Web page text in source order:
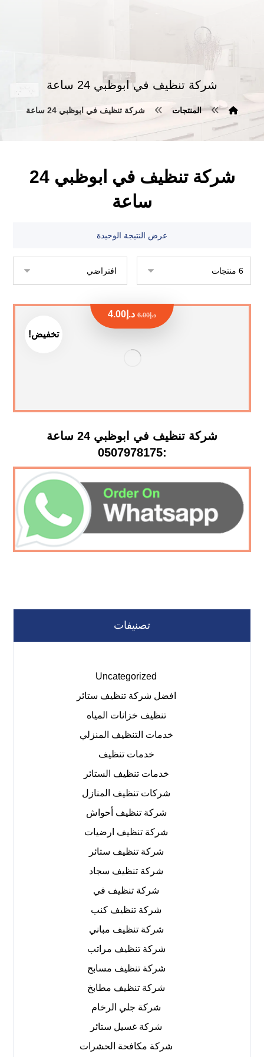
شركة تنظيف في ابوظبي 24 ساعة
المنتجات شركة تنظيف في ابوظبي 24 ساعة
شركة تنظيف في ابوظبي 24
ساعة
عرض النتيجة الوحيدة
تخفيض!
شركة تنظيف في ابوظبي 24 ساعة
:0507978175
د.إ6.00 د.إ 4.00
تصنيفات
Uncategorized
افضل شركة تنظيف ستائر
تنظيف خزانات المياه
خدمات التنظيف المنزلي
خدمات تنظيف
خدمات تنظيف الستائر
شركات تنظيف المنازل
شركة تنظيف أحواش
شركة تنظيف ارضيات
شركة تنظيف ستائر
شركة تنظيف سجاد
شركة تنظيف في
شركة تنظيف كنب
شركة تنظيف مباني
شركة تنظيف مراتب
شركة تنظيف مسابح
شركة تنظيف مطابخ
شركة جلي الرخام
شركة غسيل ستائر
شركة مكافحة الحشرات